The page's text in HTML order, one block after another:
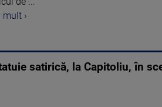
›
satirică, la Capitoliu, în